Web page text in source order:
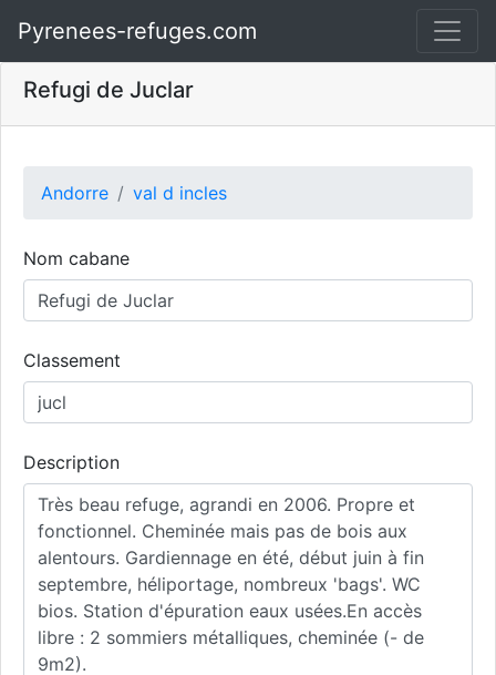
Pyrenees-refuges.com
Refugi de Juclar
Andorre val d incles
Nom cabane
Classement
Description